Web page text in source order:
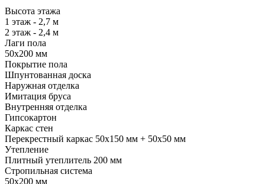
Высота этажа
1 этаж - 2,7 м
2 этаж - 2,4 м
Лаги пола
50х200 мм
Покрытие пола
Шпунтованная доска
Наружная отделка
Имитация бруса
Внутренняя отделка
Гипсокартон
Каркас стен
Перекрестный каркас 50х150 мм + 50х50 мм
Утепление
Плитный утеплитель 200 мм
Стропильная система
50х200 мм